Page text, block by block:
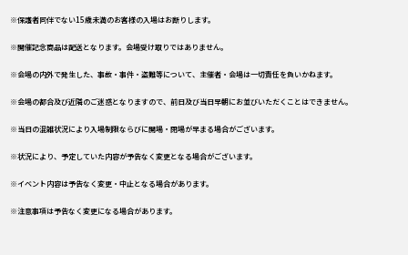
※保護者同伴でない15歳未満のお客様の入場はお断りします。
※開催記念商品は配送となります。会場受け取りではありません。
※会場の内外で発生した、事故・事件・盗難等について、主催者・会場は一切責任を負いかねます。
※会場の都合及び近隣のご迷惑となりますので、前日及び当日早朝にお並びいただくことはできません。
※当日の混雑状況により入場制限ならびに開場・閉場が早まる場合がございます。
※状況により、予定していた内容が予告なく変更となる場合がございます。
※イベント内容は予告なく変更・中止となる場合があります。
※注意事項は予告なく変更になる場合があります。